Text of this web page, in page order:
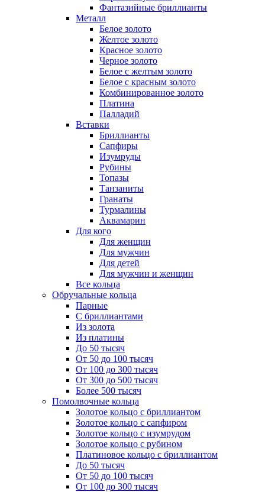
Фантазийные бриллианты
Металл
Белое золото
Желтое золото
Красное золото
Черное золото
Белое с желтым золото
Белое с красным золото
Комбинированное золото
Платина
Палладий
Вставки
Бриллианты
Сапфиры
Изумруды
Рубины
Топазы
Танзаниты
Гранаты
Турмалины
Аквамарин
Для кого
Для женщин
Для мужчин
Для детей
Для мужчин и женщин
Все кольца
Обручальные кольца
Парные
С бриллиантами
Из золота
Из платины
До 50 тысяч
От 50 до 100 тысяч
От 100 до 300 тысяч
От 300 до 500 тысяч
Более 500 тысяч
Помолвочные кольца
Золотое кольцо с бриллиантом
Золотое кольцо с сапфиром
Золотое кольцо с изумрудом
Золотое кольцо с рубином
Платиновое кольцо с бриллиантом
До 50 тысяч
От 50 до 100 тысяч
От 100 до 300 тысяч